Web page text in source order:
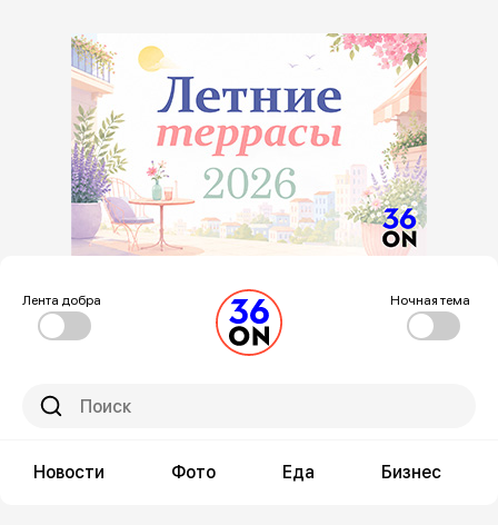
Лента добра Ночная тема
Новости Фото Еда Бизнес